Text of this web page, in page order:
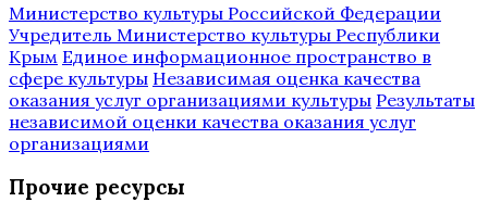
Министерство культуры Российской Федерации
Учредитель Министерство культуры Республики
Крым Единое информационное пространство в
сфере культуры Независимая оценка качества
оказания услуг организациями культуры Результаты
независимой оценки качества оказания услуг
организациями
Прочие ресурсы